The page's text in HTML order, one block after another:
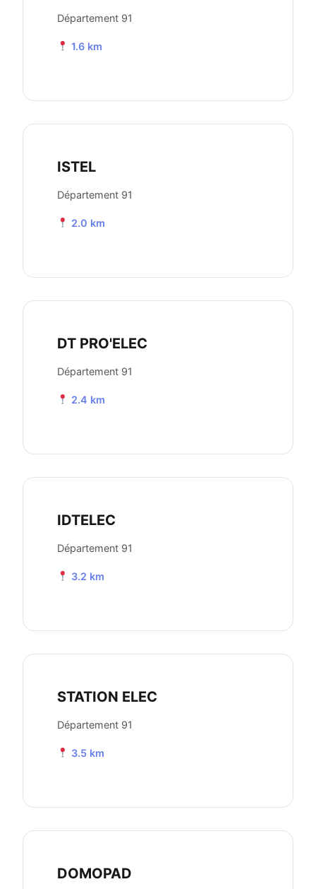
Département 91
1.6 km
ISTEL
Département 91
2.0 km
DT PRO'ELEC
Département 91
2.4 km
IDTELEC
Département 91
3.2 km
STATION ELEC
Département 91
3.5 km
DOMOPAD